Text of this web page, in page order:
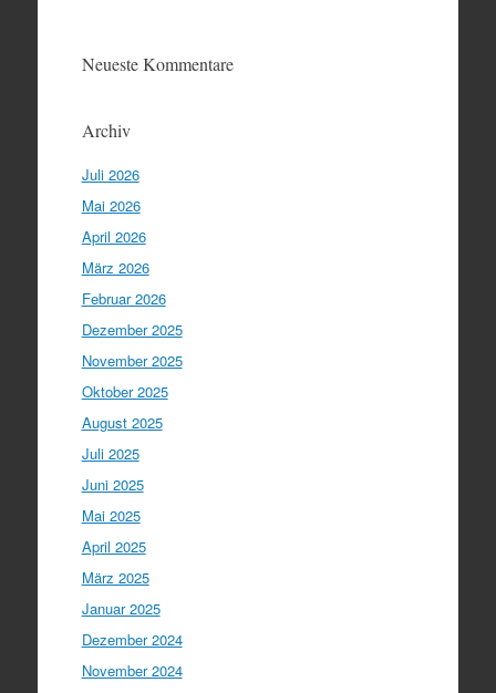
Neueste Kommentare
Archiv
Juli 2026
Mai 2026
April 2026
März 2026
Februar 2026
Dezember 2025
November 2025
Oktober 2025
August 2025
Juli 2025
Juni 2025
Mai 2025
April 2025
März 2025
Januar 2025
Dezember 2024
November 2024